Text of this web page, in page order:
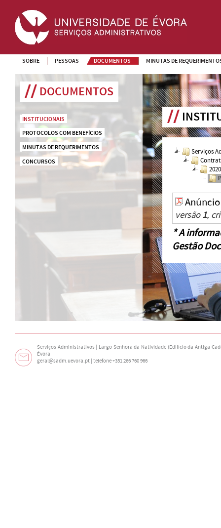
SOBRE PESSOAS DOCUMENTOS MINUTAS DE
DOCUMENTOS
INSTITUCIONAIS
PROTOCOLOS COM BENEFÍCIOS
MINUTAS DE REQUERIMENTOS
CONCURSOS
Serviços
2020
versão1,
* A
Gestão
Serviços Administrativos | Largo Senhora da Natividade (Edifício da Antiga
Évora
geral@sadm.uevora.pt | telefone +351 266 760 966